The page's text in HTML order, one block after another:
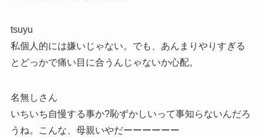
tsuyu
私個人的には嫌いじゃない。でも、あんまりやりすぎる
とどっかで痛い目に合うんじゃないか心配。
名無しさん
いちいち自慢する事か?恥ずかしいって事知らないんだろ
うね。こんな、母親いやだーーーーーー